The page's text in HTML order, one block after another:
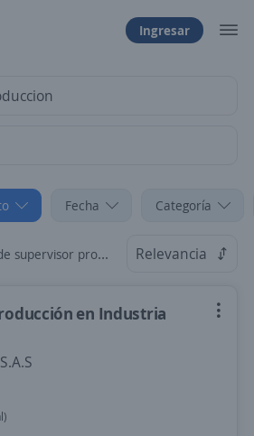
Ingresar
Fecha Categoría
produccion en Quindio Relevancia
en Industria